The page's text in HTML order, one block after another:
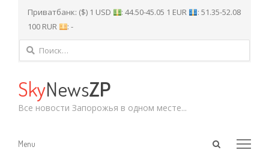
Приватбанк: ($) 1 USD : 44.50-45.05 1 EUR
: 51.35-52.08
100 RUR
: -
Найти:
SkyNewsZP
Все новости Запорожья в одном месте...
Open
Menu
Menu